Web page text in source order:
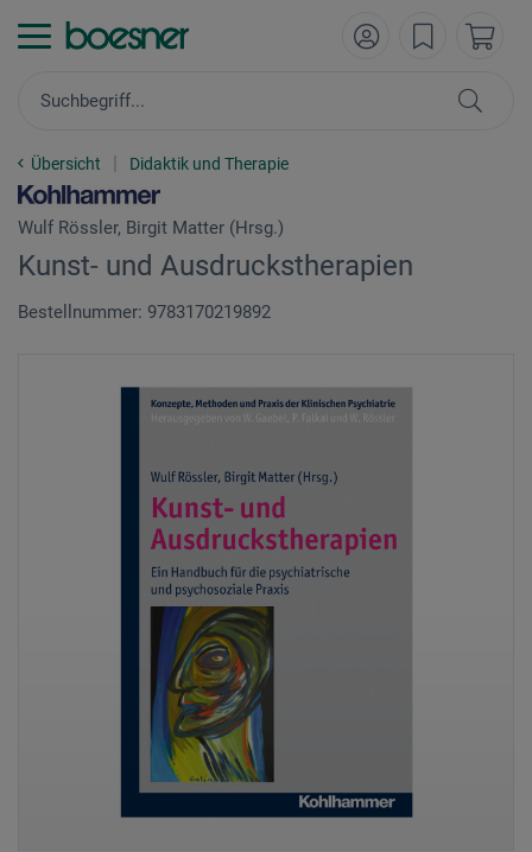
Übersicht Didaktik und Therapie
Wulf Rössler, Birgit Matter (Hrsg.)
Kunst- und Ausdruckstherapien
Bestellnummer: 9783170219892